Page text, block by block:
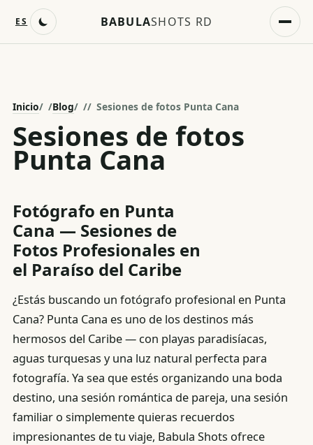
ES BABULASHOTS RD
Inicio /Blog / Sesiones de fotos Punta Cana
Sesiones de fotos
Punta Cana
Fotógrafo en Punta
Cana — Sesiones de
Fotos Profesionales en
el Paraíso del Caribe
¿Estás buscando un fotógrafo profesional en Punta
Cana? Punta Cana es uno de los destinos más
hermosos del Caribe — con playas paradisíacas,
aguas turquesas y una luz natural perfecta para
fotografía. Ya sea que estés organizando una boda
destino, una sesión romántica de pareja, una sesión
familiar o simplemente quieras recuerdos
impresionantes de tu viaje, Babula Shots ofrece